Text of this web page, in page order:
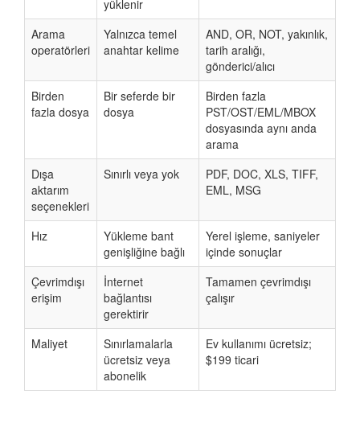
yüklenir
Arama
operatörleri
Yalnızca temel
anahtar kelime
AND, OR, NOT, yakınlık,
tarih aralığı,
gönderici/alıcı
Birden
fazla dosya
Bir seferde bir
dosya
Birden fazla
PST/OST/EML/MBOX
dosyasında aynı anda
arama
Dışa
aktarım
seçenekleri
Sınırlı veya yok
PDF, DOC, XLS, TIFF,
EML, MSG
Hız
Yükleme bant
genişliğine bağlı
Yerel işleme, saniyeler
içinde sonuçlar
Çevrimdışı
erişim
İnternet
bağlantısı
gerektirir
Tamamen çevrimdışı
çalışır
Maliyet
Sınırlamalarla
ücretsiz veya
abonelik
Ev kullanımı ücretsiz;
$199 ticari